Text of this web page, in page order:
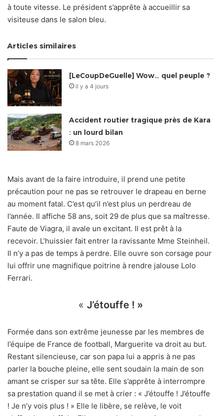
à toute vitesse. Le président s’apprête à accueillir sa
visiteuse dans le salon bleu.
Articles similaires
[LeCoupDeGuelle] Wow… quel peuple ?
il y a 4 jours
Accident routier tragique près de Kara
: un lourd bilan
8 mars 2026
Mais avant de la faire introduire, il prend une petite
précaution pour ne pas se retrouver le drapeau en berne
au moment fatal. C’est qu’il n’est plus un perdreau de
l’année. Il affiche 58 ans, soit 29 de plus que sa maîtresse.
Faute de Viagra, il avale un excitant. Il est prêt à la
recevoir. L’huissier fait entrer la ravissante Mme Steinheil.
Il n’y a pas de temps à perdre. Elle ouvre son corsage pour
lui offrir une magnifique poitrine à rendre jalouse Lolo
Ferrari.
« J’étouffe ! »
Formée dans son extrême jeunesse par les membres de
l’équipe de France de football, Marguerite va droit au but.
Restant silencieuse, car son papa lui a appris à ne pas
parler la bouche pleine, elle sent soudain la main de son
amant se crisper sur sa tête. Elle s’apprête à interrompre
sa prestation quand il se met à crier : « J’étouffe ! J’étouffe
! Je n’y vois plus ! » Elle le libère, se relève, le voit